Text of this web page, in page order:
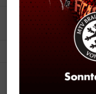
Geschäftsste
Kinder- und